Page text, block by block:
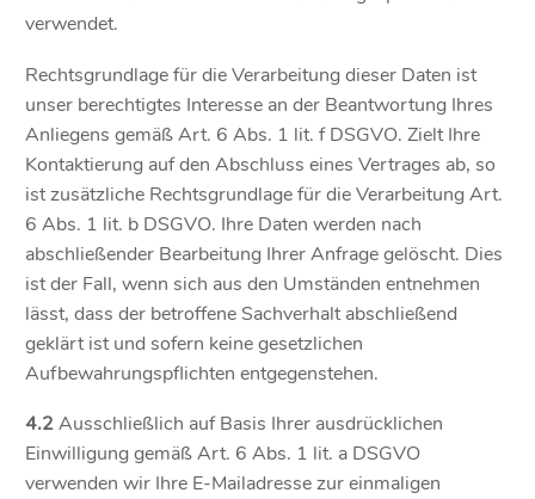
verwendet.
Rechtsgrundlage für die Verarbeitung dieser Daten ist
unser berechtigtes Interesse an der Beantwortung Ihres
Anliegens gemäß Art. 6 Abs. 1 lit. f DSGVO. Zielt Ihre
Kontaktierung auf den Abschluss eines Vertrages ab, so
ist zusätzliche Rechtsgrundlage für die Verarbeitung Art.
6 Abs. 1 lit. b DSGVO. Ihre Daten werden nach
abschließender Bearbeitung Ihrer Anfrage gelöscht. Dies
ist der Fall, wenn sich aus den Umständen entnehmen
lässt, dass der betroffene Sachverhalt abschließend
geklärt ist und sofern keine gesetzlichen
Aufbewahrungspflichten entgegenstehen.
4.2Ausschließlich auf Basis Ihrer ausdrücklichen
Einwilligung gemäß Art. 6 Abs. 1 lit. a DSGVO
verwenden wir Ihre E-Mailadresse zur einmaligen